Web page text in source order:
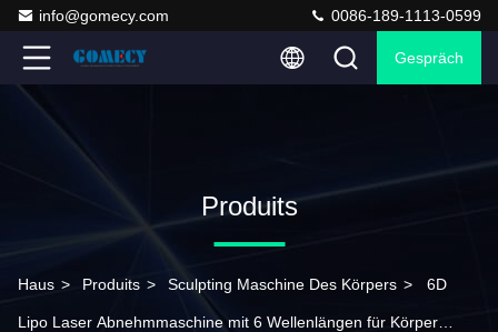
info@gomecy.com 0086-189-1113-0599
Gespräch
Produits
Haus > Produits > Sculpting Maschine Des Körpers > 6D
Lipo Laser Abnehmmaschine mit 6 Wellenlängen für Körper